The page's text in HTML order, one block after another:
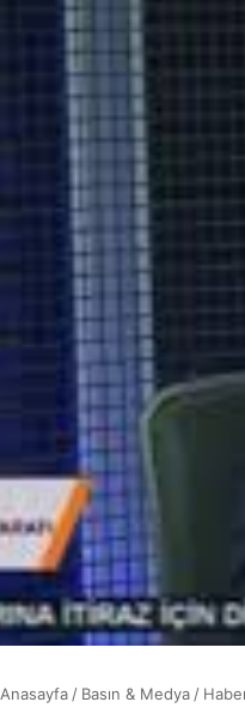
Anasayfa / Basın & Medya /